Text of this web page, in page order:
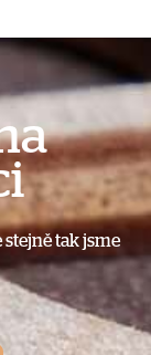
stejně tak jsme